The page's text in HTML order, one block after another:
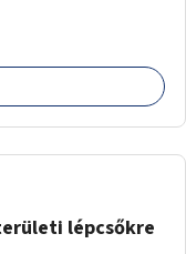
lépcsőkre